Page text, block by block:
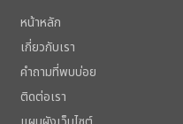
หน้าหลัก
เกี่ยวกับเรา
คำถามที่พบบ่อย
ติดต่อเรา